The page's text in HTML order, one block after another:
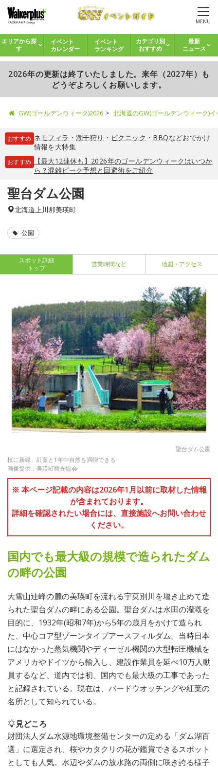
MENU
エリアから探
す
イベント
カレンダー
イベント
ランキング
カテゴリ別
おすすめ
最新
ニュース
2026年の更新は終了いたしました。来年（2027年）も
どうぞよろしくお願いします。
GW(ゴールデンウィーク)2026 北海道のGW(ゴールデンウィーク)
おすすめ ネモフィラ ・ 潮干狩り ・ ピクニック ・ BBQなどおでかけ
情報を大特集
おすすめ
【最大12連休も】2026年のゴールデンウィークはいつか
ら？混雑ピーク予想と回避術をご紹介
聖台ダム公園
北海道上川郡美瑛町
公園
スポット詳細
トップ
営業時間など 地図・アクセス
聖台ダム公園
桜に新緑、紅葉と1年中自然を満喫できる
画像提供：美瑛町観光協会
※ 本ページ記載の内容は2026年1月以前に取材した情報
が含まれております。
詳細を確認されたい場合には、直接施設へお問い合わせ
ください。
国内でも最大級の規模で造られたダム
の畔の公園
大雪山連峰の麓の美瑛町を流れる宇莫別川を堰き止めて造
られた聖台ダムの畔にある公園。聖台ダムは水田の灌漑を
目的に、1932年(昭和7年)から5年の歳月をかけて造られ
た、中心コア型ゾーンタイプアースフィルダム。当時日本
にはなかった蒸気機関やディーゼル機関の大型転圧機械を
アメリカやドイツから輸入し、建設作業員を延べ10万人動
員するなど、道内では初、国内でも最大級の工事であった
と記録されている。現在は、バードウオッチングや紅葉の
名所として知られている。
見どころ
財団法人ダム水源地環境整備センターの定める「ダム湖百
選」に選定され、桜やカタクリの花が鑑賞できるスポット
としても人気。水辺やダムの放水路の両側に咲き誇る様子